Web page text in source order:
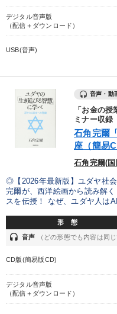
資産戦略 仕事のスキル
2026年春季全国経営者セ
業種
製造業 卸売・小売・飲
IT・サービス・金融業
キーワード
対談・座談会 中村天風
※「更新」を押すと「テーマ」「キーワ
デジタル音声版
（配信＋ダウンロード）
USB(音声)
音声・動
「お金の
ミナー収録
石角完爾
座（簡易
石角完爾(
◎【2026年最新版】ユダヤ社
完爾が、西洋絵画から読み解
スを伝授！ なぜ、ユダヤ人は
形 態
headset 音声 （どの形態でも内容は同じ
CD版(簡易版CD)
デジタル音声版
（配信＋ダウンロード）